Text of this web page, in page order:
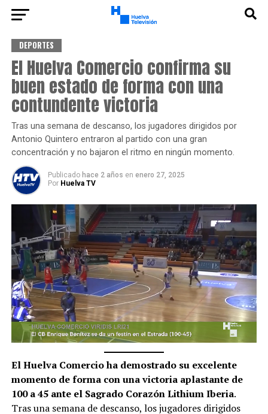
DEPORTES
El Huelva Comercio confirma su
buen estado de forma con una
contundente victoria
Tras una semana de descanso, los jugadores dirigidos por
Antonio Quintero entraron al partido con una gran
concentración y no bajaron el ritmo en ningún momento.
Publicado hace 2 años en enero 27, 2025
Por Huelva TV
El Huelva Comercio ha demostrado su excelente
momento de forma con una victoria aplastante de
100 a 45 ante el Sagrado Corazón Lithium Iberia.
Tras una semana de descanso, los jugadores dirigidos